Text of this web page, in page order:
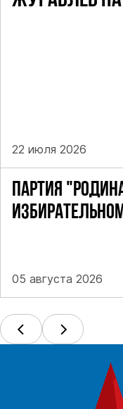
ПАРТИЯ
05 августа 2026
22 июля 2026